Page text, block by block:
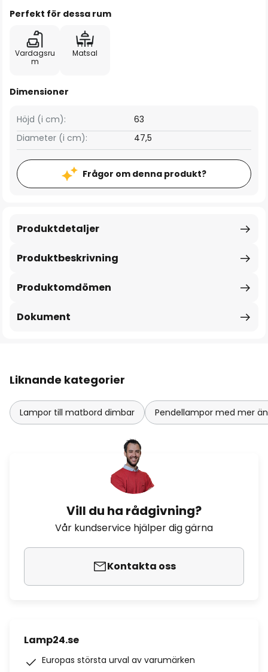
Perfekt för dessa rum
Vardagsru
m
Matsal
Dimensioner
Höjd (i cm):
63
Diameter (i cm):
47,5
Frågor om denna produkt?
Produktbeskrivning
Produktdetaljer
Produktomdömen
Dokument
Liknande kategorier
Lampor till matbord dimbar Pendellampor med mer
Vill du ha rådgivning?
Vår kundservice hjälper dig gärna
Kontakta oss
Lamp24.se
Europas största urval av varumärken